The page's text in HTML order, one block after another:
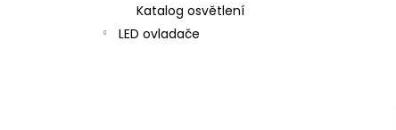
Katalog osvětlení
LED ovladače